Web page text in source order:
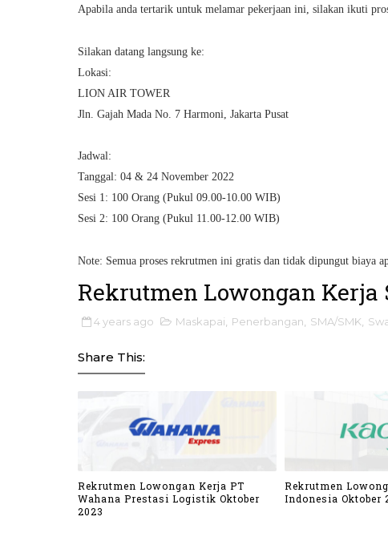
Apabila anda tertarik untuk melamar pekerjaan ini, silakan ikuti
Silakan datang langsung ke:
Lokasi:
LION AIR TOWER
Jln. Gajah Mada No. 7 Harmoni, Jakarta Pusat
Jadwal:
Tanggal: 04 & 24 November 2022
Sesi 1: 100 Orang (Pukul 09.00-10.00 WIB)
Sesi 2: 100 Orang (Pukul 11.00-12.00 WIB)
Note: Semua proses rekrutmen ini gratis dan tidak dipungut biaya
Rekrutmen Lowongan Kerja
4 years ago Maskapai Penerbangan SMA/SMK
Share This:
Rekrutmen Lowongan Kerja PT
Wahana Prestasi Logistik Oktober
2023
Rekrutmen
Indonesia Oktober